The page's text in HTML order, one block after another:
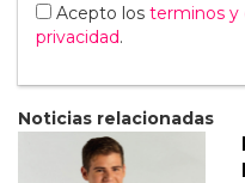
Acepto los terminos y
privacidad.
Noticias relacionadas